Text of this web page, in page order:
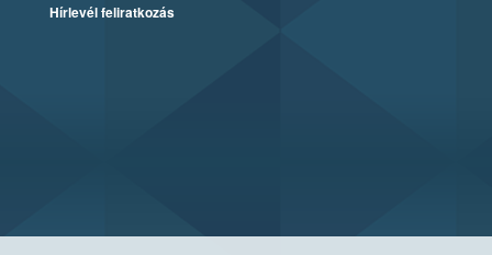
Hírlevél feliratkozás